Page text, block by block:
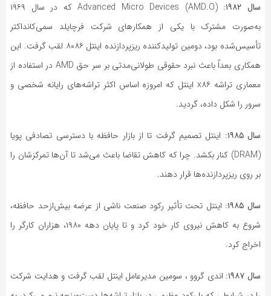
سال ۱۹۸۲:
Advanced Micro Devices (AMD.O) که در سال ۱۹۶۹
به‌صورت مشترک با یکی از همکارهای شرکت فرچایلد سمی‌کانداکتر
تأسیس‌شده بود، دومین تولیدکننده ریزپردازنده اینتل ۸۰۸۶ لقب گرفت. این
همکاری بعداً باعث نبرد حقوقی طولانی‌مدتی بر سر حق AMD در استفاده از
معماری تراشه x۸۶ اینتل که امروزه اساس اکثر تراشه‌های رایانه شخصی و
سرور را شکل داده، گردید.
سال ۱۹۸۵:
اینتل تصمیم گرفت تا از بازار حافظه با دسترسی تصادفی پویا
(DRAM) کنار بکشد. چرا که کاهش تقاضا باعث می‌شد تا آن‌ها تمرکزشان را
بر روی ریزپردازنده‌ها قرار دهند.
سال ۱۹۸۵:
اینتل تحت تأثیر رکود صنعت ناشی از عرضه بیش‌ازحد حافظه،
شروع به کاهش نیروی کار خود کرد و تا پایان دهه ۱۹۸۰، هزاران کارگر را
اخراج کرد.
سال ۱۹۸۷
: اندی گروو ، سومین مدیرعامل اینتل لقب گرفت و هدایت شرکت